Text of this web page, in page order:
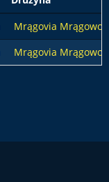
Mrągovia Mrągowo
Mrągovia Mrągowo